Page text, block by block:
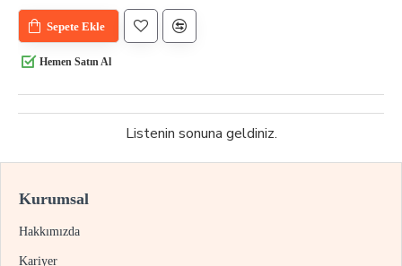
Sepete Ekle
Hemen Satın Al
Listenin sonuna geldiniz.
Kurumsal
Hakkımızda
Kariyer